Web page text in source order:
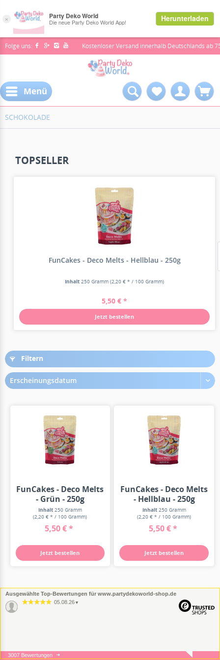
Folge uns: Kostenloser Versand innerhalb Deutschlands ab
Menü
SCHOKOLADE
TOPSELLER
FunCakes - Deco Melts - Hellblau - 250g
Inhalt 250 Gramm (2,20 € * / 100 Gramm)
5,50 € *
Jetzt bestellen
Filtern
Erscheinungsdatum
FunCakes - Deco Melts
- Grün - 250g
Inhalt 250 Gramm
(2,20 € * / 100 Gramm)
5,50 € *
Jetzt bestellen
FunCakes - Deco Melts
- Hellblau - 250g
Inhalt 250 Gramm
(2,20 € * / 100 Gramm)
5,50 € *
Jetzt bestellen
Ausgewählte Top-Bewertungen für www.partydekoworld-shop.de
05.08.26 ▼
05.08.26▼
3007 Bewertungen